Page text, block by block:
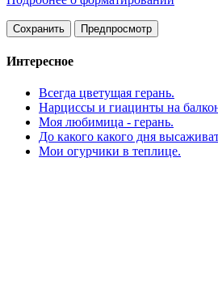
Интересное
Всегда цветущая герань.
Нарциссы и гиацинты на
Моя любимица - герань.
До какого какого дня
Мои огурчики в теплице.